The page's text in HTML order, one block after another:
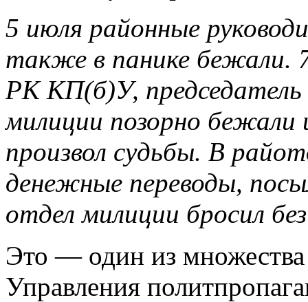
5 июля районные
также в панике бежали.
РК КП(б)У,
милиции позорно бежали
произвол судьбы. В
денежные переводы,
отдел милиции бросил
Это — один из множества
Управления